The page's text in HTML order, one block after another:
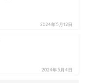
2024年5月12日
2024年5月4日